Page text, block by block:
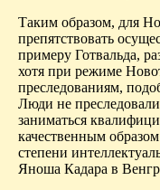
Таким образом, для
препятствовать
примеру Готвальда,
хотя при режиме
преследованиям,
Люди не
заниматься
качественным
степени
Яноша Кадара в